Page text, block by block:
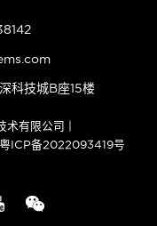
科技城B座15楼
有限公司 |
粤ICP备2022093419号